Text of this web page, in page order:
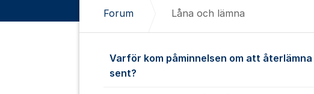
Forum Låna och lämna
Låna och lämna
Varför kom påminnelsen om att återlämna
sent?